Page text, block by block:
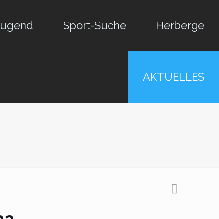
Sport-Suche Herberge
AKTUELLES